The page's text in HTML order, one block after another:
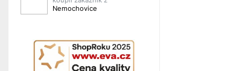
Nemochovice